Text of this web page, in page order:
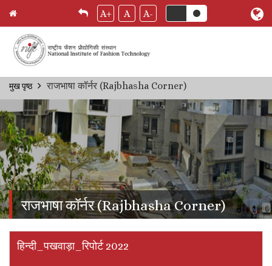
Skip
content
A+ A A-
Breadcrumb
मुख पृष्ठ राजभाषा कॉर्नर (Rajbhasha Corner)
राजभाषा कॉर्नर (Rajbhasha Corner)
हिन्दी_पखवाड़ा_रिपोर्ट 2022